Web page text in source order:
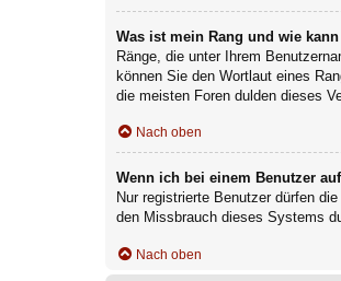
Was ist mein Rang und wie
Ränge, die unter Ihrem
können Sie den Wortlaut eines
die meisten Foren dulden dieses
Nach oben
Wenn ich bei einem Benutzer
Nur registrierte Benutzer dürfen
den Missbrauch dieses Systems
Nach oben